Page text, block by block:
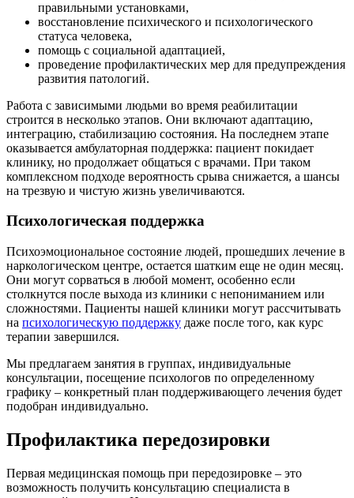
правильными установками,
восстановление психического и психологического
статуса человека,
помощь с социальной адаптацией,
проведение профилактических мер для предупреждения
развития патологий.
Работа с зависимыми людьми во время реабилитации
строится в несколько этапов. Они включают адаптацию,
интеграцию, стабилизацию состояния. На последнем этапе
оказывается амбулаторная поддержка: пациент покидает
клинику, но продолжает общаться с врачами. При таком
комплексном подходе вероятность срыва снижается, а шансы
на трезвую и чистую жизнь увеличиваются.
Психологическая поддержка
Психоэмоциональное состояние людей, прошедших лечение в
наркологическом центре, остается шатким еще не один месяц.
Они могут сорваться в любой момент, особенно если
столкнутся после выхода из клиники с непониманием или
сложностями. Пациенты нашей клиники могут рассчитывать
на психологическую поддержку даже после того, как курс
терапии завершился.
Мы предлагаем занятия в группах, индивидуальные
консультации, посещение психологов по определенному
графику – конкретный план поддерживающего лечения будет
подобран индивидуально.
Профилактика передозировки
Первая медицинская помощь при передозировке – это
возможность получить консультацию специалиста в